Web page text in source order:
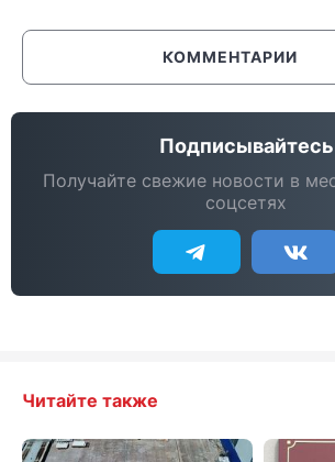
КОММЕНТАРИИ
Подписывайтесь
Получайте свежие новости в
соцсетях
Читайте также